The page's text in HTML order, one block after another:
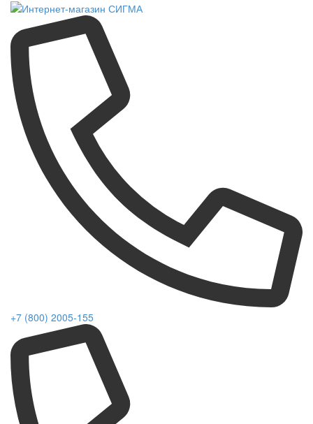
+7 (800) 2005-155